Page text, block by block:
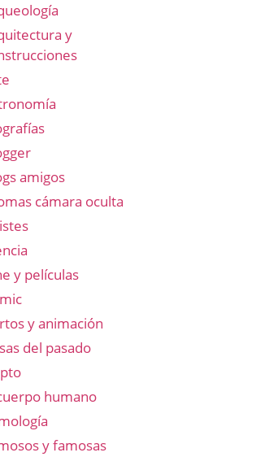
y
amigos
cámara oculta
y películas
y animación
del pasado
humano
y famosas